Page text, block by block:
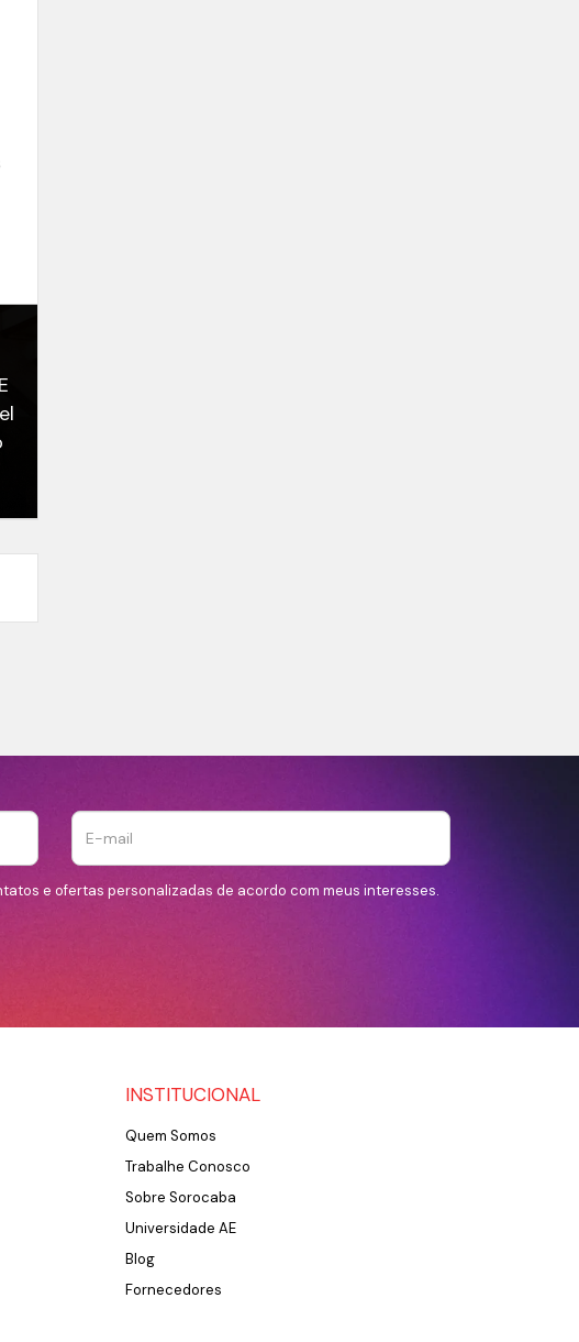
e ofertas personalizadas de acordo com meus interesses.
INSTITUCIONAL
Quem Somos
Trabalhe Conosco
Sobre Sorocaba
Universidade AE
Blog
Fornecedores